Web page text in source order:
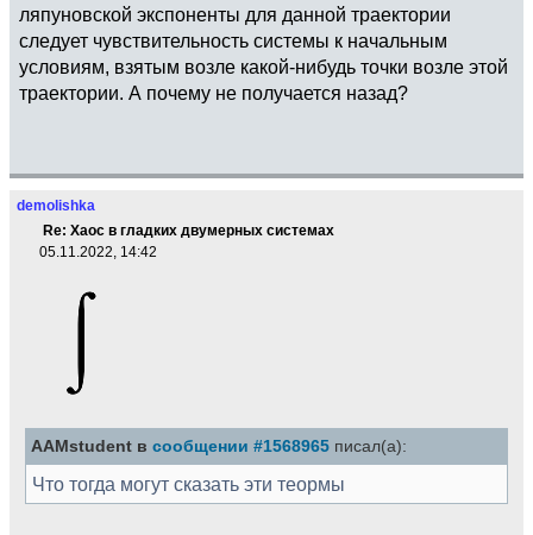
ляпуновской экспоненты для данной траектории
следует чувствительность системы к начальным
условиям, взятым возле какой-нибудь точки возле этой
траектории. А почему не получается назад?
demolishka
Re: Хаос в гладких двумерных системах
05.11.2022, 14:42
AAMstudent в сообщении #1568965 писал(а):
Что тогда могут сказать эти теормы